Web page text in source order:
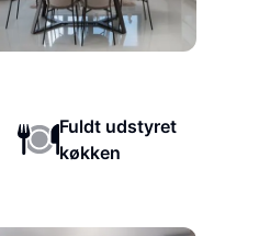
Fuldt udstyret
køkken